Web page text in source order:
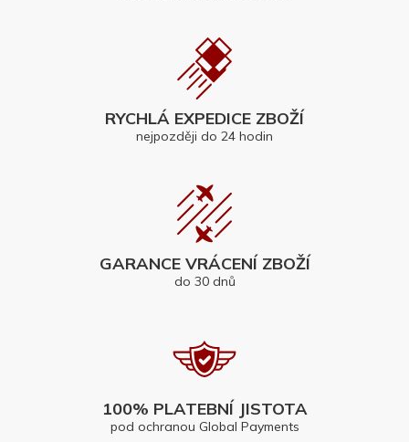
RYCHLÁ EXPEDICE ZBOŽÍ
nejpozději do 24 hodin
GARANCE VRÁCENÍ ZBOŽÍ
do 30 dnů
100% PLATEBNÍ JISTOTA
pod ochranou Global Payments